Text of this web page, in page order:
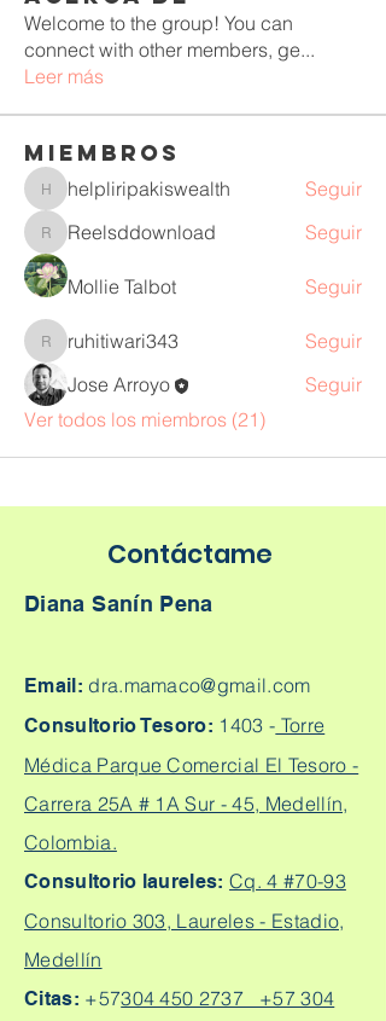
Welcome to the group! You can
connect with other members, ge...
Leer más
Miembros
helpliripakiswealth
helpliripakiswealth Seguir
Reelsddownload
Reelsddownload Seguir
Mollie Talbot Seguir
ruhitiwari343
ruhitiwari343
Seguir
Jose Arroyo
Seguir
Ver todos los miembros (21)
Contáctame
Diana Sanín Pena
Email: dra.mamaco@gmail.com
Consultorio Tesoro: 1403 - Torre
Médica Parque Comercial El Tesoro -
Carrera 25A # 1A Sur - 45, Medellín,
Colombia.
Consultorio laureles:Cq. 4 #70-93
Consultorio 303, Laureles - Estadio,
Medellín
Citas: +57304 450 2737 +57 304